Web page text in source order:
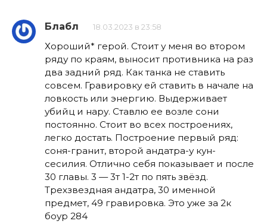
Блабл 18.03.2023 в 23:58
Хороший* герой. Стоит у меня во втором
ряду по краям, выносит противника на раз
два задний ряд. Как танка не ставить
совсем. Гравировку ей ставить в начале на
ловкость или энергию. Выдерживает
убийц и нару. Ставлю ее возле сони
постоянно. Стоит во всех построениях,
легко достать. Построение первый ряд:
соня-гранит, второй андатра-у кун-
сесилия. Отлично себя показывает и после
30 главы. 3 — 3т 1-2т по пять звёзд.
Трехзвездная андатра, 30 именной
предмет, 49 гравировка. Это уже за 2к
боур 284